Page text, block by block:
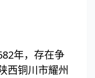
年，存在争
西铜川市耀州